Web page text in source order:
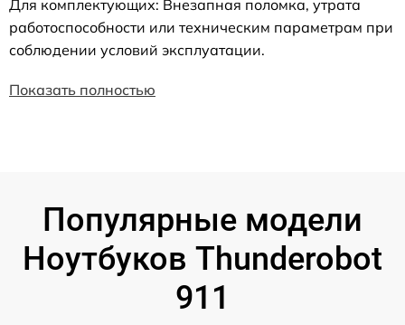
Для комплектующих: Внезапная поломка, утрата
работоспособности или техническим параметрам при
соблюдении условий эксплуатации.
Показать полностью
Популярные модели
Ноутбуков Thunderobot
911